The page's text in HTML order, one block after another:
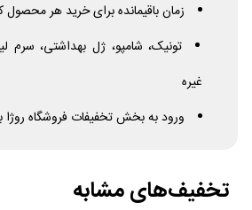
زمان باقیمانده برای خرید هر
تونیک، شامپو، ژل بهداشتی، سرم
غیره
ورود به بخش تخفیفات فروشگاه
تخفیف‌های مشابه